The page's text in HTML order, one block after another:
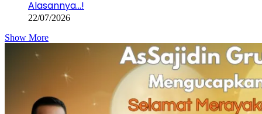
Alasannya…!
22/07/2026
Show More